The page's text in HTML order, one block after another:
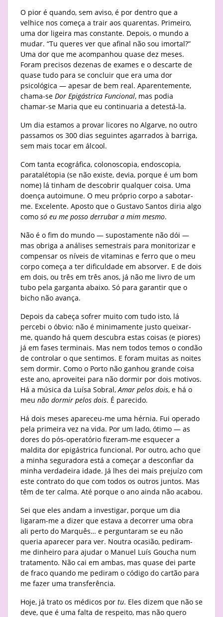
O pior é quando, sem aviso, é por dentro que a
velhice nos começa a trair aos quarentas. Primeiro,
uma dor ligeira mas constante. Depois, o mundo a
mudar. “Tu queres ver que afinal não sou imortal?”
Uma dor que me acompanhou quase dez meses.
Foram precisos dezenas de exames e o descarte de
quase tudo para se concluir que era uma dor
psicológica — apesar de bem real. Aparentemente,
chama-se Dor Epigástrica Funcional, mas podia
chamar-se Maria que eu continuaria a detestá-la.
Um dia estamos a provar licores no Algarve, no outro
passamos os 300 dias seguintes agarrados à barriga,
sem mais tocar em álcool.
Com tanta ecográfica, colonoscopia, endoscopia,
paratalétopia (se não existe, devia, porque é um bom
nome) lá tinham de descobrir qualquer coisa. Uma
doença autoimune. O meu próprio corpo a sabotar-
me. Excelente. Aposto que o Gustavo Santos diria algo
como só eu me posso derrubar a mim mesmo.
Não é o fim do mundo — supostamente não dói —
mas obriga a análises semestrais para monitorizar e
compensar os níveis de vitaminas e ferro que o meu
corpo começa a ter dificuldade em absorver. E de dois
em dois, ou três em três anos, já não me livro de um
tubo pela garganta abaixo. Só para garantir que o
bicho não avança.
Depois da cabeça sofrer muito com tudo isto, lá
percebi o óbvio: não é minimamente justo queixar-
me, quando há quem descubra estas coisas (e piores)
já em fases terminais. Mas nem todos temos o condão
de controlar o que sentimos. E foram muitas as noites
sem dormir. Como o Porto não ganhou grande coisa
este ano, aproveitei para não dormir por dois motivos.
Há a música da Luísa Sobral,Amar pelos dois, e há o
meu não dormir pelos dois. É parecido.
Há dois meses apareceu-me uma hérnia. Fui operado
pela primeira vez na vida. Por um lado, ótimo — as
dores do pós-operatório fizeram-me esquecer a
maldita dor epigástrica funcional. Por outro, acho que
a minha seguradora está a começar a desconfiar da
minha verdadeira idade. Já lhes dei mais prejuízo com
este contrato do que com todos os outros juntos. Mas
têm de ter calma. Até porque o ano ainda não acabou.
Sei que eles andam a investigar, porque um dia
ligaram-me a dizer que estava a decorrer uma obra
ali perto do Marquês… e perguntaram se eu não
queria aparecer para ver. Noutra ocasião, pediram-
me dinheiro para ajudar o Manuel Luís Goucha num
tratamento. Não cai em ambas, mas quase dei parte
de fraco quando me pediram o código do cartão para
me fazer uma transferência.
Hoje, já trato os médicos por tu. Eles dizem que não se
deve, que é uma falta de respeito, mas não quero